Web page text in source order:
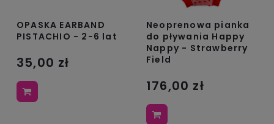
OPASKA EARBAND
PISTACHIO - 2-6 lat
35,00 zł
Neoprenowa pianka
do pływania Happy
Nappy - Strawberry
Field
176,00 zł